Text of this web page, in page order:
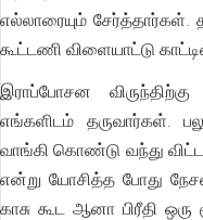
எல்லாரையும் சேர்த்தார்கள்.
கூட்டணி விளையாட்டு
இராப்போசன
எங்களிடம் தருவார்கள்.
வாங்கி கொண்டு வந்து
என்று யோசித்த போது
காசு கூட ஆனா பிரீதி ஒரு